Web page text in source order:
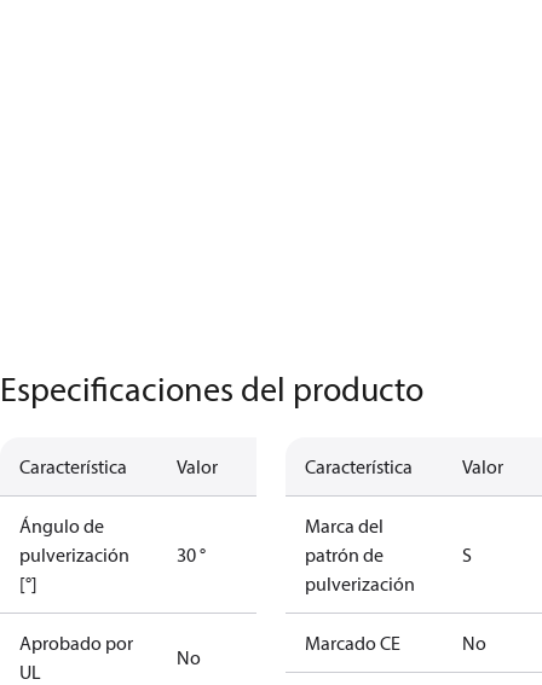
Especificaciones del producto
Característica Valor
Ángulo de
pulverización
[°]
30 °
Aprobado por
UL
No
Característica Valor
Marca del
patrón de
pulverización
S
Marcado CE No